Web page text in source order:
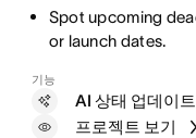
Spot upcoming
or launch dates.
기능
AI 상태 업데이트
프로젝트 보기